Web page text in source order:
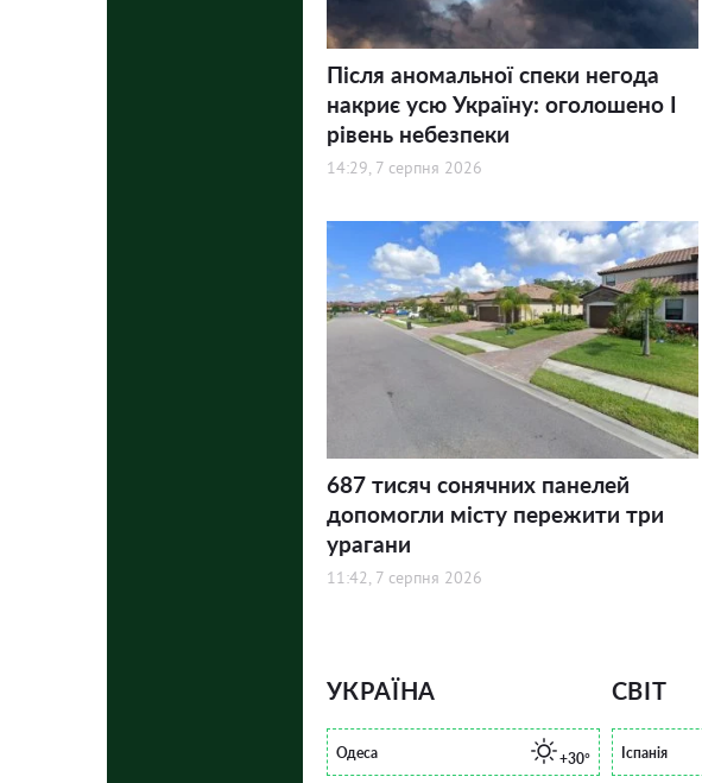
Після аномальної спеки негода
накриє усю Україну: оголошено І
рівень небезпеки
14:29, 7 серпня 2026
687 тисяч сонячних панелей
допомогли місту пережити три
урагани
11:42, 7 серпня 2026
УКРАЇНА
Одеса +30°
СВІТ
Іспанія